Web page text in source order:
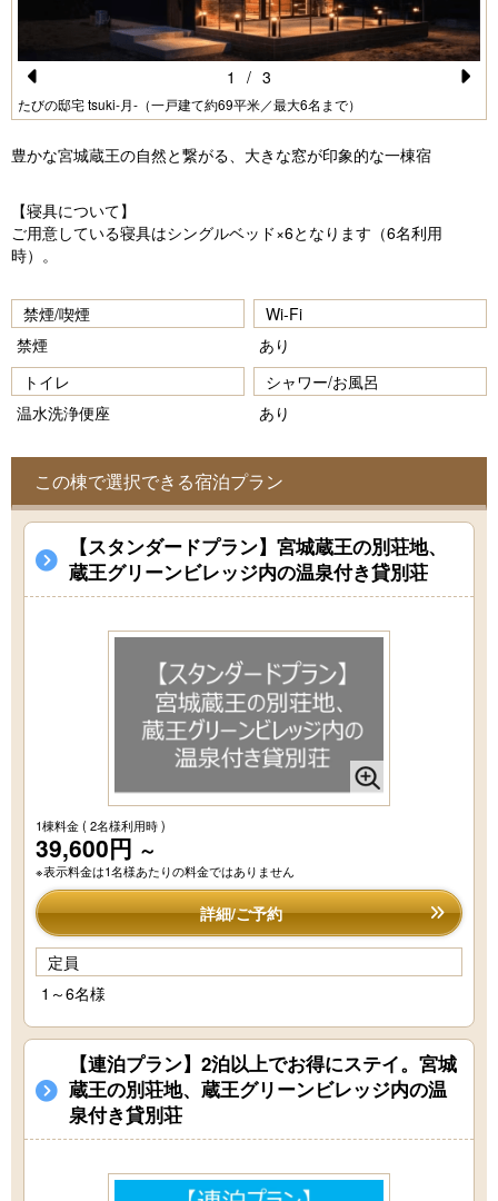
Pr
vi
o
u
s
たびの邸宅 tsuki-月-（一戸建て約69平米／最大6名まで）
1 / 3
豊かな宮城蔵王の自然と繋がる、大きな窓が印象的な一棟宿
【寝具について】
ご用意している寝具はシングルベッド×6となります（6名利用
時）。
禁煙/喫煙
禁煙
Wi-Fi
あり
トイレ
温水洗浄便座
シャワー/お風呂
あり
この棟で選択できる宿泊プラン
【スタンダードプラン】宮城蔵王の別荘地、
蔵王グリーンビレッジ内の温泉付き貸別荘
1棟料金( 2名様利用時 )
39,600円 ～
※表示料金は1名様あたりの料金ではありません
詳細/ご予約
定員
1～6名様
【連泊プラン】2泊以上でお得にステイ。宮城
蔵王の別荘地、蔵王グリーンビレッジ内の温
泉付き貸別荘